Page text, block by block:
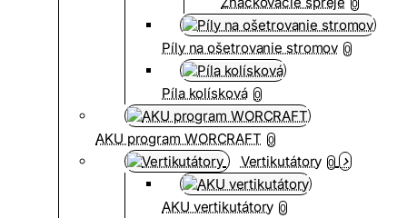
0
Píly na ošetrovanie stromov 0
Píla kolísková 0
AKU program WORCRAFT 0
Vertikutátory 0
AKU vertikutátory 0